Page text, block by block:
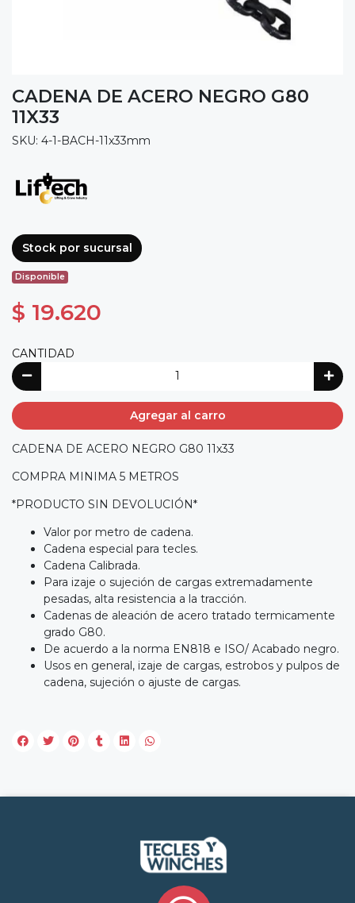
CADENA DE ACERO NEGRO G80
11X33
SKU: 4-1-BACH-11x33mm
Stock por sucursal
Disponible
$ 19.620
CANTIDAD
Agregar al carro
CADENA DE ACERO NEGRO G80 11x33
COMPRA MINIMA 5 METROS
*PRODUCTO SIN DEVOLUCIÓN*
Valor por metro de cadena.
Cadena especial para tecles.
Cadena Calibrada.
Para izaje o sujeción de cargas extremadamente
pesadas, alta resistencia a la tracción.
Cadenas de aleación de acero tratado termicamente
grado G80.
De acuerdo a la norma EN818 e ISO/ Acabado negro.
Usos en general, izaje de cargas, estrobos y pulpos de
cadena, sujeción o ajuste de cargas.